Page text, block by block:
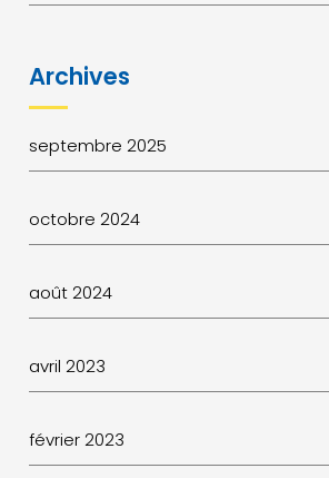
Archives
septembre 2025
octobre 2024
août 2024
avril 2023
février 2023